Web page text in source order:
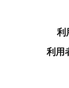
利
利用